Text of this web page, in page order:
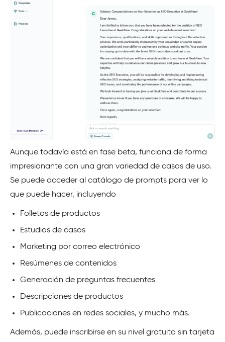
Aunque todavía está en fase beta, funciona de forma
impresionante con una gran variedad de casos de uso.
Se puede acceder al catálogo de prompts para ver lo
que puede hacer, incluyendo
Folletos de productos
Estudios de casos
Marketing por correo electrónico
Resúmenes de contenidos
Generación de preguntas frecuentes
Descripciones de productos
Publicaciones en redes sociales, y mucho más.
Además, puede inscribirse en su nivel gratuito sin tarjeta